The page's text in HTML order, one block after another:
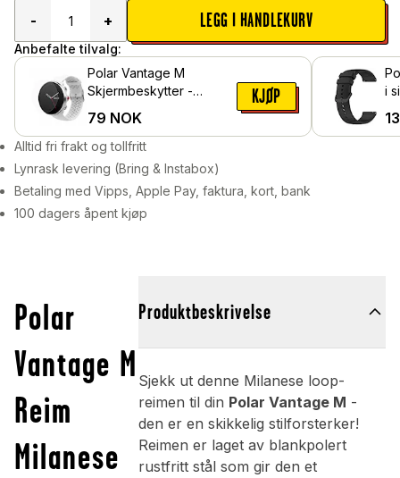
-
+ LEGG I HANDLEKURV
Anbefalte tilvalg:
Polar Vantage M
Skjermbeskytter -
79 NOK
KJØP
i
Alltid fri frakt og tollfritt
Lynrask levering (Bring & Instabox)
Betaling med Vipps, Apple Pay, faktura, kort, bank
100 dagers åpent kjøp
Polar
Vantage M
Reim
Milanese
Produktbeskrivelse
Sjekk ut denne Milanese loop-
reimen til din Polar Vantage M -
den er en skikkelig stilforsterker!
Reimen er laget av blankpolert
rustfritt stål som gir den et